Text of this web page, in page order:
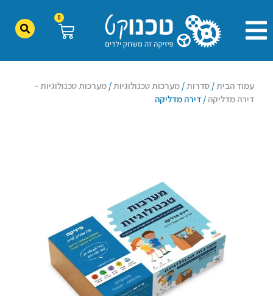
0
עמוד הבית/ סדרות/ מערכות טכנולוגיות/ מערכות טכנולוגיות -
דירה מדליקה / דירה מדליקה